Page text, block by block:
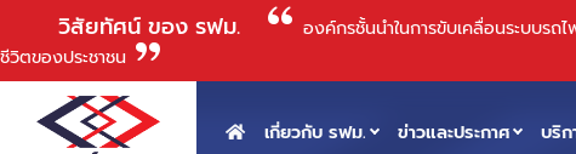
วิสัยทัศน์ ของ รฟม.
องค์กรชั้นนําในการขับเคลื่อนระบบร
ชีวิตของประชาชน
เกี่ยวกับ รฟม. ข่าวและประกาศ บริก